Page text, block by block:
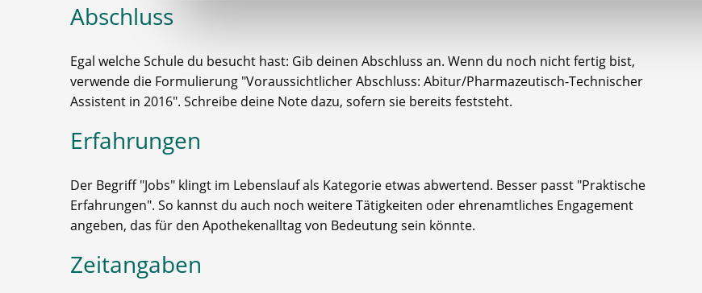
Abschluss
Egal welche Schule du besucht hast: Gib deinen Abschluss an. Wenn du noch nicht fertig bist,
verwende die Formulierung "Voraussichtlicher Abschluss: Abitur/Pharmazeutisch-Technischer
Assistent in 2016". Schreibe deine Note dazu, sofern sie bereits feststeht.
Erfahrungen
Der Begriff "Jobs" klingt im Lebenslauf als Kategorie etwas abwertend. Besser passt "Praktische
Erfahrungen". So kannst du auch noch weitere Tätigkeiten oder ehrenamtliches Engagement
angeben, das für den Apothekenalltag von Bedeutung sein könnte.
Zeitangaben